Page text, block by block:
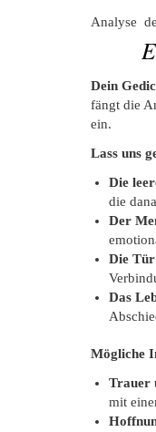
Analyse
Dein
fängt die
ein.
Lass uns
Die
die
Der
Die
Das
Mögliche
Trauer
mit